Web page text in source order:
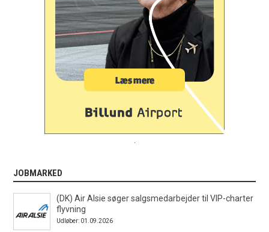
.
JOBMARKED
(DK) Air Alsie søger salgsmedarbejder til VIP-charter
flyvning
Udløber: 01.09.2026